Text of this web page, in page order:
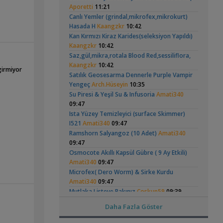
kişiyi
Akvaryum Tasarımı
Yeni Üye Forumu
Co2 Dolum YeriDuboisi_
Işık CO2 ve Ekipmanlar
Tür Önerisi Ahmet53
Akvaryum ve Tür Tavsiyesi
Lowtech Bitkiler İle Hobiye Dönüş
aydin3437,17:48
Akvaryum Tanıtımı
Frontoza Cinsiyetakvaradam,17:34
Cinsiyet ve Tür Belirleme
Ciklet Balığı Boy Aldırma Ygghjh,17:00
Yeni Üye Forumu
Basit Melek Ve Cuce Vatoz Akvaryumu
(200 Litre)
Akvaryum Tanıtımı
Karidesler Sobo Sf 550f Filtre İçine
Kaçabilir MiJoec,13:12
Omurgasızlar
Bitkili Akvaryuma İlk Adım saturday,
Yeni Üye Forumu
👋 Yeni Gelenler Buradan Merhaba Desin
Vlog
Apistogramma
Hongsloi Çiftim Ve
Yavruları
Betta Antuta
Ramshorn Hakkında
Her Şey
30x20x20 Ramshorn
Akvaryumu
Leonardit Zeminli
37 Litrelik Siyah
Akvaryumum
Aporetti 11:21
Canlı Yemler (grindal,mikrofex,mikrokurt)
Hasada H Kaangzkr 10:42
Kan Kırmızı Kiraz Karides(seleksiyon Yapıldı)
Kaangzkr 10:42
Saz,gül,mikra,rotala Blood Red,sessiliflora,
Kaangzkr 10:42
Satılık Geosesarma Dennerle Purple Vampir
Yengeç Arch.Hüseyin 10:35
Su Piresi & Yeşil Su & Infusoria Amati340
09:47
Ista Yüzey Temizleyici (surface Skimmer)
I521 Amati340 09:47
Ramshorn Salyangoz (10 Adet) Amati340
09:47
Osmocote Akıllı Kapsül Gübre ( 9 Ay Etkili)
Amati340 09:47
Microfex( Dero Worm) & Sirke Kurdu
Amati340 09:47
Mutlaka Listeye Bakınız Coskun59 09:39
FULL RED MEHMET 08:37
Reeflowers Pearl Whıte Sand Kum 200 Kg
Daha Fazla Göster